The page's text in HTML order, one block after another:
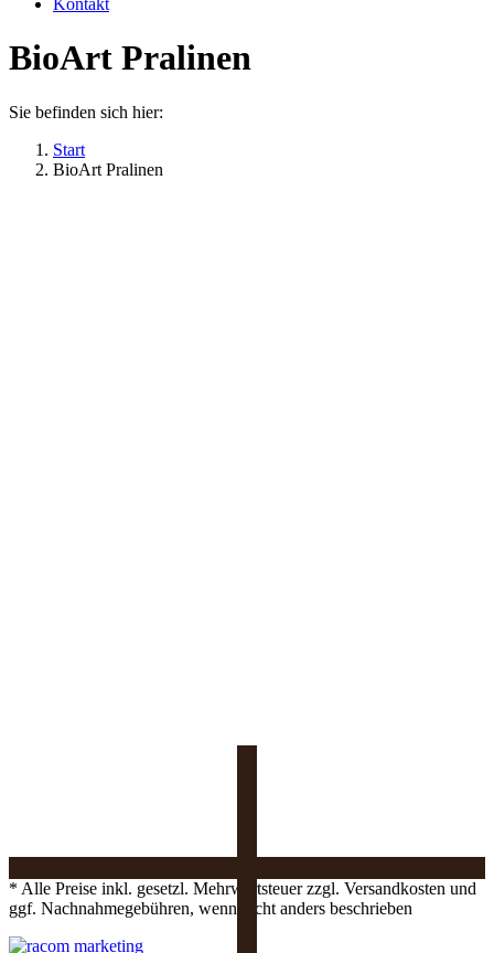
Kontakt
BioArt Pralinen
Sie befinden sich hier:
Start
BioArt Pralinen
* Alle Preise inkl. gesetzl. Mehrwertsteuer zzgl. Versandkosten und
ggf. Nachnahmegebühren, wenn nicht anders beschrieben